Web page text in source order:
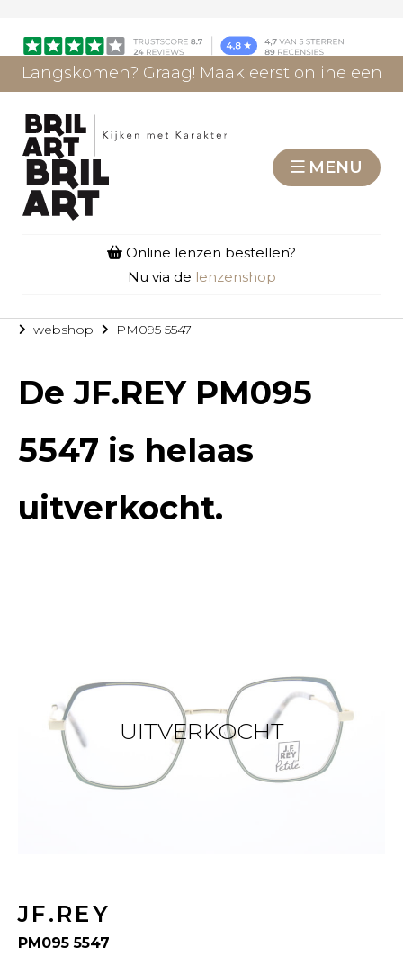
Langskomen? Graag! Maak eerst online een
MENU
Online lenzen bestellen?
Nu via de lenzenshop
webshop PM095 5547
DeJF.REY PM095
5547 is helaas
uitverkocht.
UITVERKOCHT
JF.REY
PM095 5547